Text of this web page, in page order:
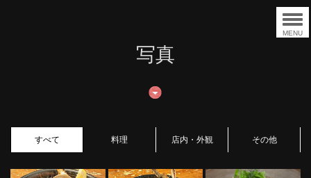
MENU
写真
すべて 料理 店内・外観 その他